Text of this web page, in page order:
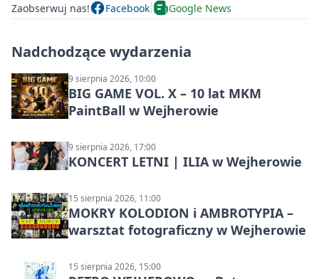
Zaobserwuj nas! Facebook Google News
Nadchodzące wydarzenia
9 sierpnia 2026, 10:00
BIG GAME VOL. X – 10 lat MKM
PaintBall w Wejherowie
9 sierpnia 2026, 17:00
KONCERT LETNI | ILIA w Wejherowie
15 sierpnia 2026, 11:00
MOKRY KOLODION i AMBROTYPIA –
warsztat fotograficzny w Wejherowie
15 sierpnia 2026, 15:00